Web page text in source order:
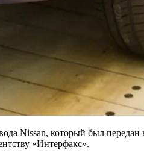
Nissan, который был передан
«Интерфакс».